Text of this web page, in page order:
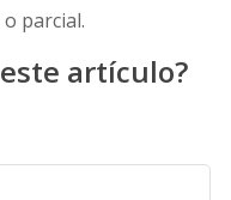
parcial.
artículo?